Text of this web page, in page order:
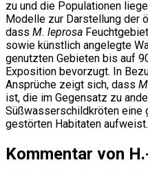
zu und die Populationen
Modelle zur Darstellung der
dass M. leprosa
sowie künstlich angelegte
genutzten Gebieten bis auf
Exposition bevorzugt. In
Ansprüche zeigt sich, dass
ist, die im Gegensatz zu
Süßwasserschildkröten eine
gestörten Habitaten aufweist.
Kommentar von